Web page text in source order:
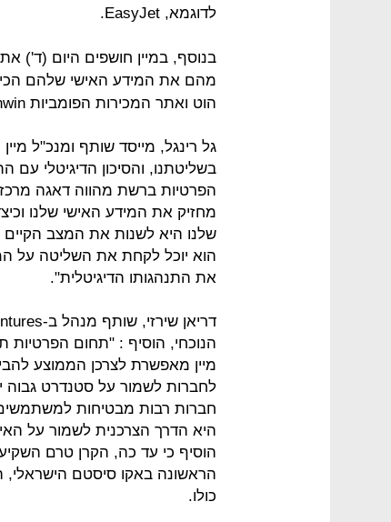
לדוגמא, EasyJet.
בנוסף, במיין חושפים היום (ד')
הוט ואתר המכירות הפומביות winwin.
גל רינגל, מייסד שותף ומנכ"ל
בשליטתנו, והסיכון הדיגיטלי עם
הפרטיות ברשת מהווה דאגה
מחזיק את המידע האישי שלנו
שלנו היא לשנות את המצב הקיים
הוא יוכל לקחת את השליטה על
את התנהגותו הדיגיטלית".
הנוכחי, הוסיף : "תחום הפרטיות
מיין מאפשרת לצרכן הממוצע
לחברות לשמור על סטנדרט גבוה
חברות רבות מבטיחות
היא הדרך הצרכנית לשמור על
הוסיף כי עד כה, הקרן טרם
הראשונה באקו סיסטם
כולו.